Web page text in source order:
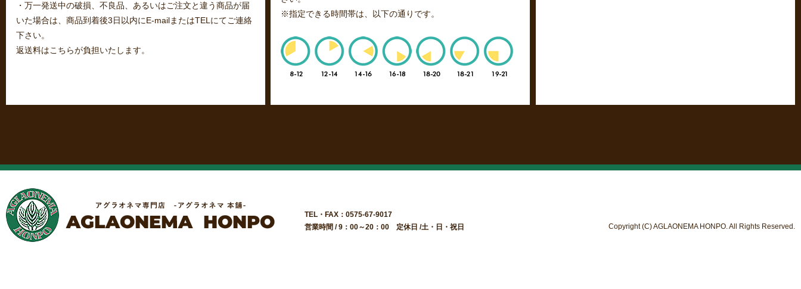
・万一発送中の破損、不良品、あるいはご注文と違う商品が届
いた場合は、商品到着後3日以内にE-mailまたはTELにてご連絡
下さい。
返送料はこちらが負担いたします。
※指定できる時間帯は、以下の通りです。
TEL・FAX：0575-67-9017
営業時間 / 9：00～20：00 定休日 /土・日・祝日
Copyright (C) AGLAONEMA HONPO. All Rights Reserved.